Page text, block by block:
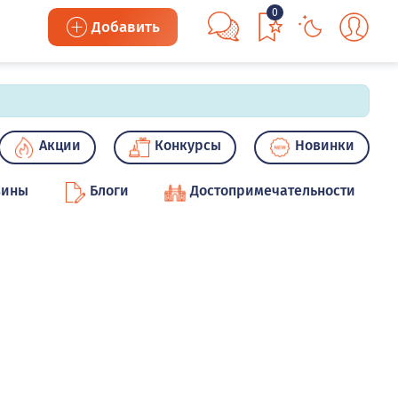
Добавить
0
Акции Конкурсы Новинки
Блоги Достопримечательности